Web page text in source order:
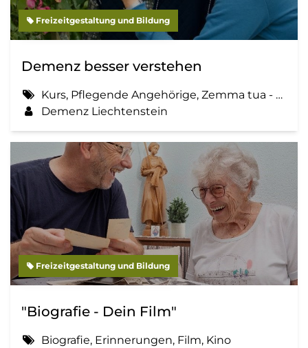
Freizeitgestaltung und Bildung
Demenz besser verstehen
Kurs, Pflegende Angehörige, Zemma tua - Senioren gemeinsam aktiv, Demenz verstehen
Demenz Liechtenstein
Freizeitgestaltung und Bildung
"Biografie - Dein Film"
Biografie, Erinnerungen, Film, Kino